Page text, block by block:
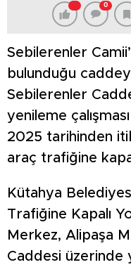
0
Sebilerenler
bulunduğu
Sebilerenler
yenileme
2025 tarihinden
araç trafiğine
Kütahya
Trafiğine Kapalı
Merkez, Alipaşa
Caddesi üzerinde